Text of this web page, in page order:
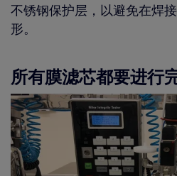
不锈钢保护层，以避免在焊
形。
所有膜滤芯都要进行